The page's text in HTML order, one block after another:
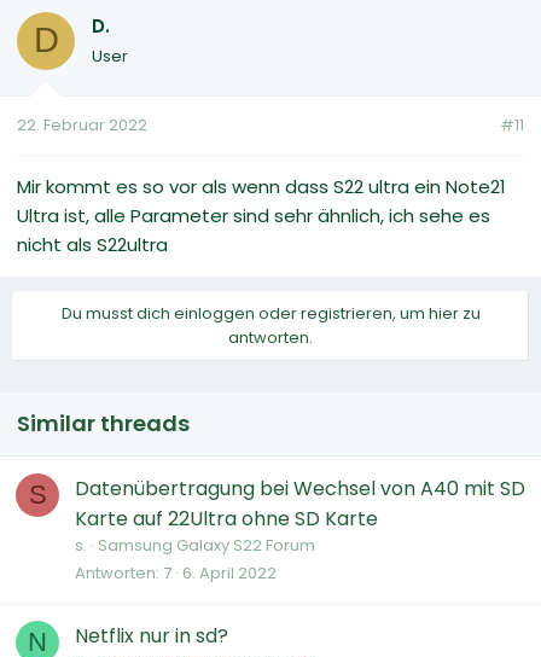
D D.
User
22. Februar 2022 #11
Mir kommt es so vor als wenn dass S22 ultra ein Note21
Ultra ist, alle Parameter sind sehr ähnlich, ich sehe es
nicht als S22ultra
Du musst dich einloggen oder registrieren, um hier zu
antworten.
Similar threads
S
Datenübertragung bei Wechsel von A40 mit SD
Karte auf 22Ultra ohne SD Karte
s. Samsung Galaxy S22 Forum
Antworten 7 6. April 2022
N Netflix nur in sd?